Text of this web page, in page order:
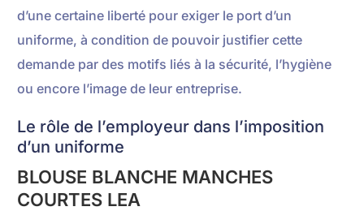
d’une certaine liberté pour exiger le port d’un
uniforme, à condition de pouvoir justifier cette
demande par des motifs liés à la sécurité, l’hygiène
ou encore l’image de leur entreprise.
Le rôle de l’employeur dans l’imposition
d’un uniforme
BLOUSE BLANCHE MANCHES
COURTES LEA